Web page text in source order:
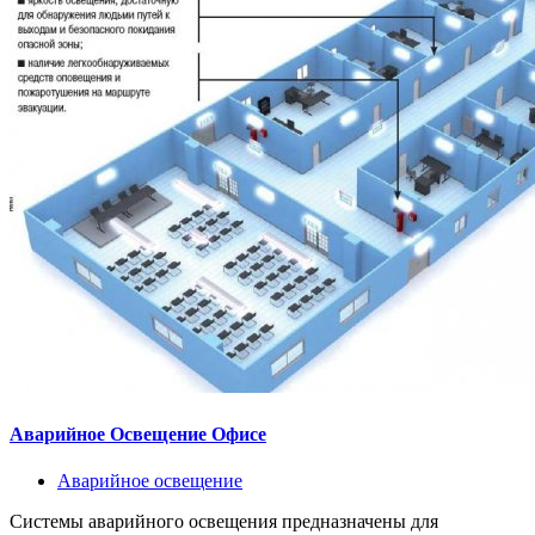
Аварийное Освещение Офисе
Аварийное освещение
Системы аварийного освещения предназначены для